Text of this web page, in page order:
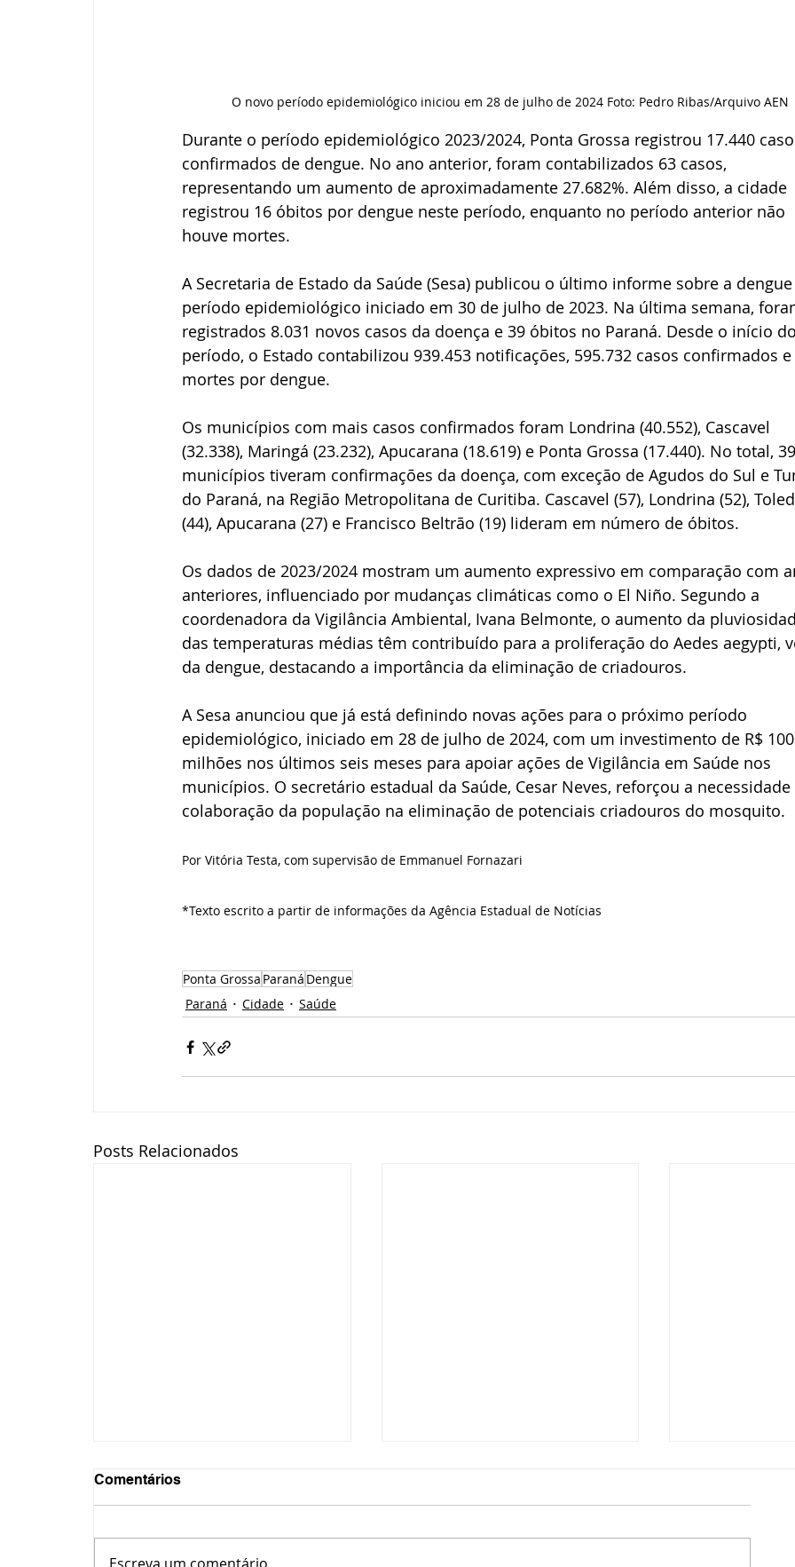
O novo período epidemiológico iniciou em 28 de julho de 2024 Foto: Pedro Ribas/Arquivo AEN
Durante o período epidemiológico 2023/2024, Ponta Grossa registrou 17.440
confirmados de dengue. No ano anterior, foram contabilizados 63 casos,
representando um aumento de aproximadamente 27.682%. Além disso, a cidade
registrou 16 óbitos por dengue neste período, enquanto no período anterior não
houve mortes.
A Secretaria de Estado da Saúde (Sesa) publicou o último informe sobre a
período epidemiológico iniciado em 30 de julho de 2023. Na última semana,
registrados 8.031 novos casos da doença e 39 óbitos no Paraná. Desde o início do
período, o Estado contabilizou 939.453 notificações, 595.732 casos confirmados e
mortes por dengue.
Os municípios com mais casos confirmados foram Londrina (40.552), Cascavel
(32.338), Maringá (23.232), Apucarana (18.619) e Ponta Grossa (17.440). No total,
municípios tiveram confirmações da doença, com exceção de Agudos do Sul e
do Paraná, na Região Metropolitana de Curitiba. Cascavel (57), Londrina (52),
(44), Apucarana (27) e Francisco Beltrão (19) lideram em número de óbitos.
Os dados de 2023/2024 mostram um aumento expressivo em comparação com
anteriores, influenciado por mudanças climáticas como o El Niño. Segundo a
coordenadora da Vigilância Ambiental, Ivana Belmonte, o aumento da
das temperaturas médias têm contribuído para a proliferação do Aedes aegypti,
da dengue, destacando a importância da eliminação de criadouros.
A Sesa anunciou que já está definindo novas ações para o próximo período
epidemiológico, iniciado em 28 de julho de 2024, com um investimento de R$ 100
milhões nos últimos seis meses para apoiar ações de Vigilância em Saúde nos
municípios. O secretário estadual da Saúde, Cesar Neves, reforçou a necessidade
colaboração da população na eliminação de potenciais criadouros do mosquito.
Por Vitória Testa, com supervisão de Emmanuel Fornazari
*Texto escrito a partir de informações da Agência Estadual de Notícias
Ponta Grossa Paraná Dengue
Paraná
Cidade Saúde
Posts Relacionados
Comentários